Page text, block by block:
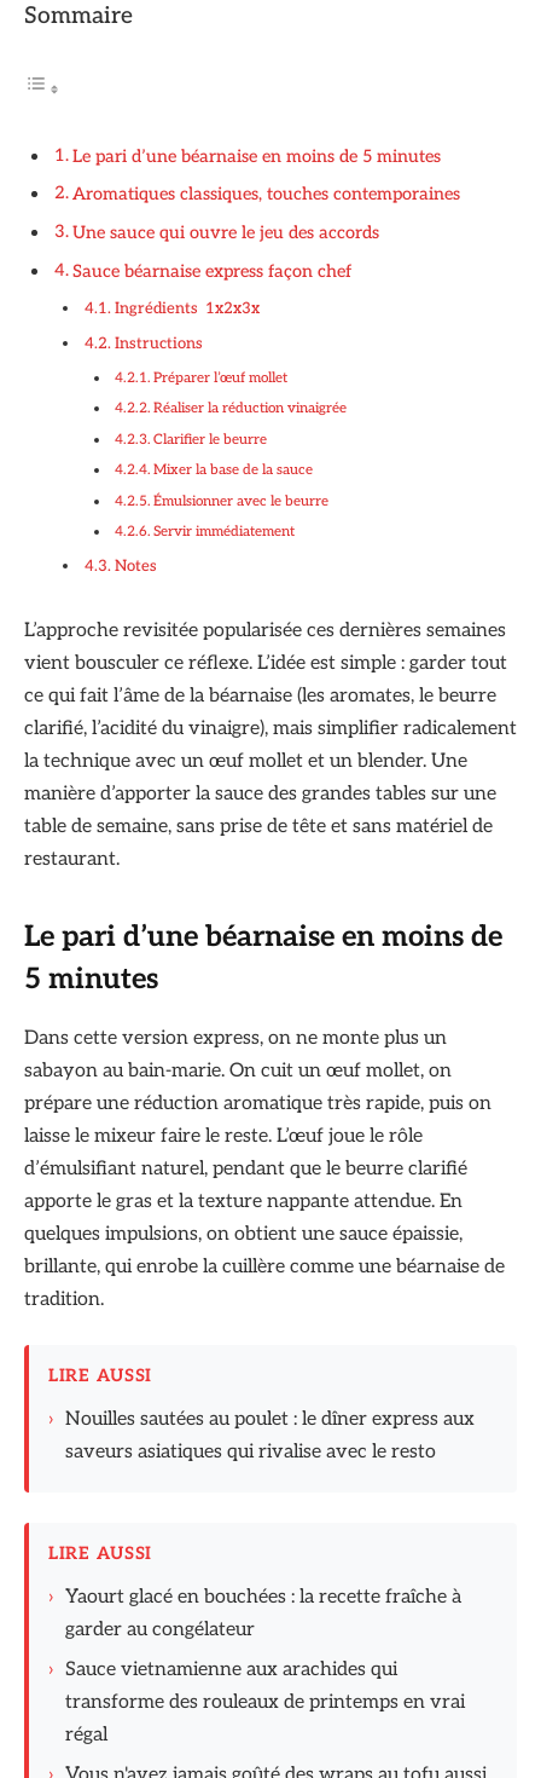
Sommaire
Le pari d’une béarnaise en moins de 5 minutes
Aromatiques classiques, touches contemporaines
Une sauce qui ouvre le jeu des accords
Sauce béarnaise express façon chef
Ingrédients 1x2x3x
Instructions
Préparer l’œuf mollet
Réaliser la réduction vinaigrée
Clarifier le beurre
Mixer la base de la sauce
Émulsionner avec le beurre
Servir immédiatement
Notes
L’approche revisitée popularisée ces dernières semaines
vient bousculer ce réflexe. L’idée est simple : garder tout
ce qui fait l’âme de la béarnaise (les aromates, le beurre
clarifié, l’acidité du vinaigre), mais simplifier radicalement
la technique avec un œuf mollet et un blender. Une
manière d’apporter la sauce des grandes tables sur une
table de semaine, sans prise de tête et sans matériel de
restaurant.
Le pari d’une béarnaise en moins de
5 minutes
Dans cette version express, on ne monte plus un
sabayon au bain-marie. On cuit un œuf mollet, on
prépare une réduction aromatique très rapide, puis on
laisse le mixeur faire le reste. L’œuf joue le rôle
d’émulsifiant naturel, pendant que le beurre clarifié
apporte le gras et la texture nappante attendue. En
quelques impulsions, on obtient une sauce épaissie,
brillante, qui enrobe la cuillère comme une béarnaise de
tradition.
LIRE AUSSI
› Nouilles sautées au poulet : le dîner express aux
saveurs asiatiques qui rivalise avec le resto
LIRE AUSSI
› Yaourt glacé en bouchées : la recette fraîche à
garder au congélateur
› Sauce vietnamienne aux arachides qui
transforme des rouleaux de printemps en vrai
régal